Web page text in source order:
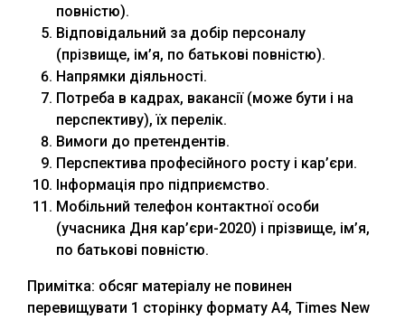
повністю).
Відповідальний за добір персоналу
(прізвище, ім’я, по батькові повністю).
Напрямки діяльності.
Потреба в кадрах, вакансії (може бути і на
перспективу), їх перелік.
Вимоги до претендентів.
Перспектива професійного росту і кар’єри.
Інформація про підприємство.
Мобільний телефон контактної особи
(учасника Дня кар’єри-2020) і прізвище, ім’я,
по батькові повністю.
Примітка: обсяг матеріалу не повинен
перевищувати 1 сторінку формату А4, Times New